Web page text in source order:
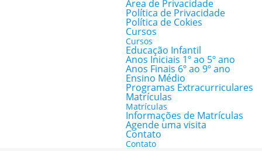
Área de Privacidade
Política de Privacidade
Política de Cokies
Cursos
Cursos
Educação Infantil
Anos Iniciais 1º ao 5º ano
Anos Finais 6º ao 9º ano
Ensino Médio
Programas Extracurriculares
Matrículas
Matrículas
Informações de Matrículas
Agende uma visita
Contato
Contato